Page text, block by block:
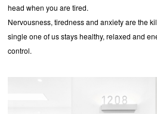
head when you are tired.
Nervousness, tiredness and anxiety are the
single one of us stays healthy, relaxed and
control.